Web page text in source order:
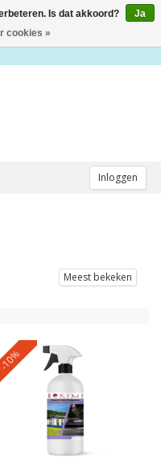
Inloggen
Meest bekeken
Is dat akkoord?
Ja
cookies »